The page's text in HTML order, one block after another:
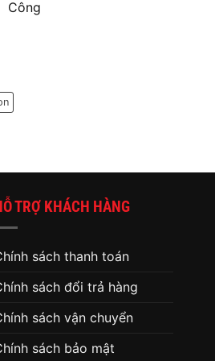
HIKVISION
luận
ởCông
Mấy
Chấm
TRỢ KHÁCH HÀNG
sách thanh toán
sách đổi trả hàng
sách vận chuyển
sách bảo mật